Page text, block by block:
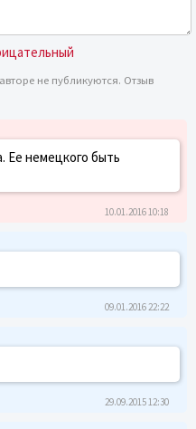
не публикуются. Отзыв
Ее немецкого быть
10.01.2016 10:18
09.01.2016 22:22
29.09.2015 12:30